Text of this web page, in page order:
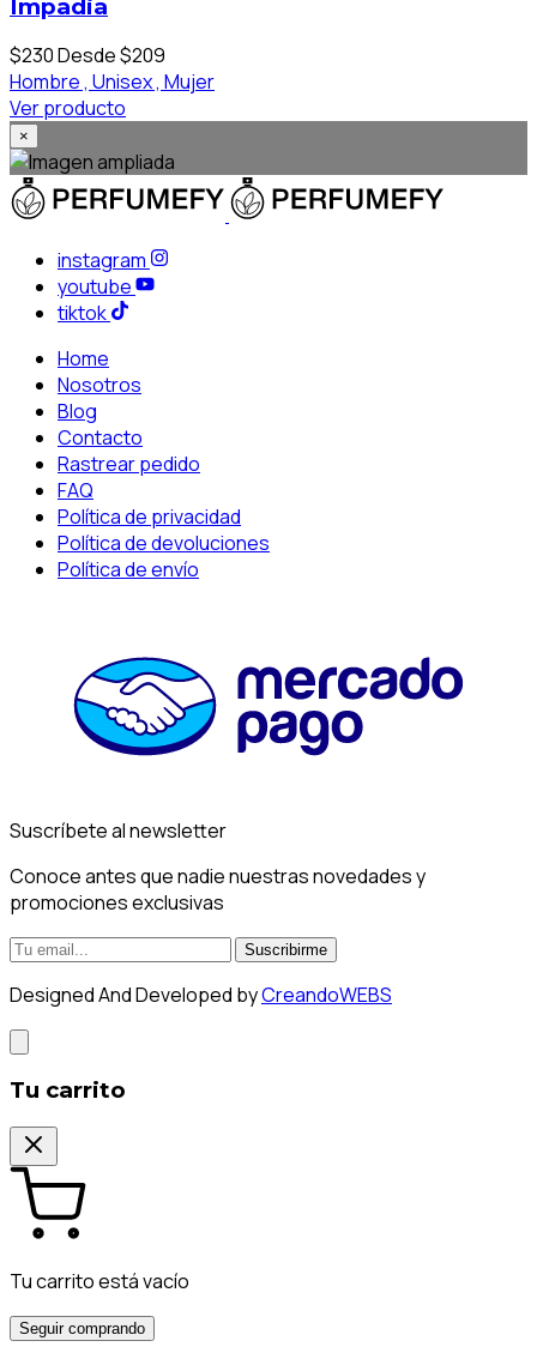
Impadia
$230Desde $209
Hombre , Unisex , Mujer
Ver producto
×
instagram
youtube
tiktok
Home
Nosotros
Blog
Contacto
Rastrear pedido
FAQ
Política de privacidad
Política de devoluciones
Política de envío
Suscríbete al newsletter
Conoce antes que nadie nuestras novedades y
promociones exclusivas
Suscribirme
Designed And Developed byCreandoWEBS
Tu carrito
Tu carrito está vacío
Seguir comprando